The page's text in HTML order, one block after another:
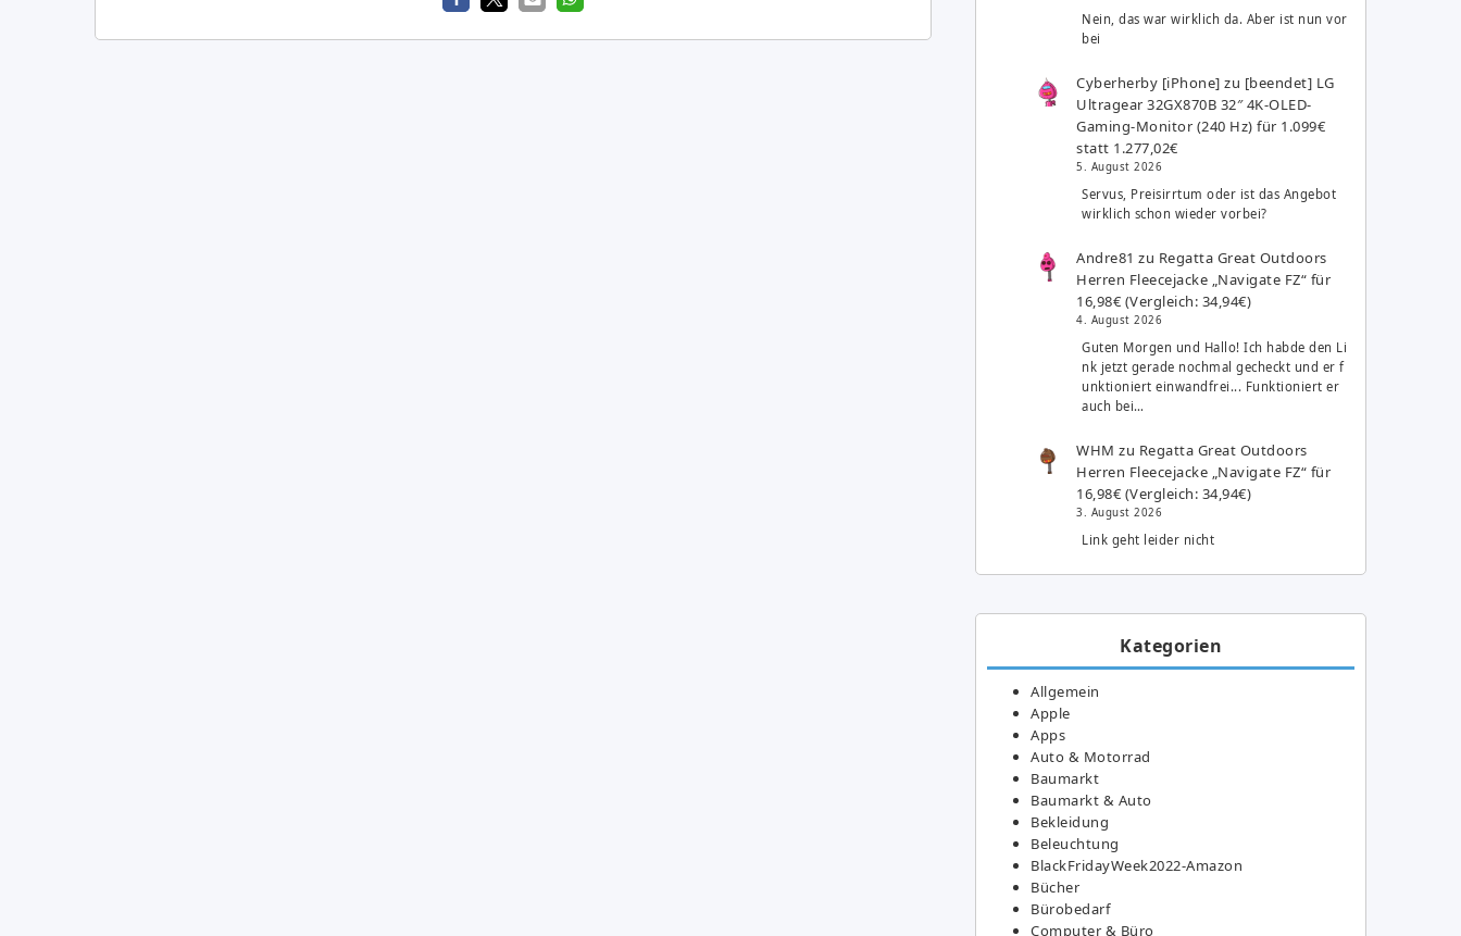
Nein, das war wirklich da. Aber ist nun vor
bei
Cyberherby [iPhone] zu [beendet] LG
Ultragear 32GX870B 32″ 4K-OLED-
Gaming-Monitor (240 Hz) für 1.099€
statt 1.277,02€
5. August 2026
Servus, Preisirrtum oder ist das Angebot
wirklich schon wieder vorbei?
Andre81 zu Regatta Great Outdoors
Herren Fleecejacke „Navigate FZ“ für
16,98€ (Vergleich: 34,94€)
4. August 2026
Guten Morgen und Hallo! Ich habde den Li
nk jetzt gerade nochmal gecheckt und er f
unktioniert einwandfrei... Funktioniert er
auch bei…
WHM zu Regatta Great Outdoors
Herren Fleecejacke „Navigate FZ“ für
16,98€ (Vergleich: 34,94€)
3. August 2026
Link geht leider nicht
Kategorien
Allgemein
Apple
Apps
Auto & Motorrad
Baumarkt
Baumarkt & Auto
Bekleidung
Beleuchtung
BlackFridayWeek2022-Amazon
Bücher
Bürobedarf
Computer & Büro